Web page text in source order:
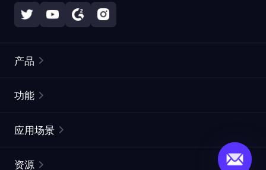
产品
静态住宅代理
功能
ISP代理
应用场景
资源